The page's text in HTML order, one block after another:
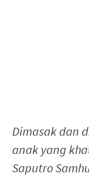
Dimasak dan
anak yang
Saputro